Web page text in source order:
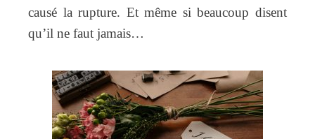
causé la rupture. Et même si beaucoup disent
qu’il ne faut jamais…